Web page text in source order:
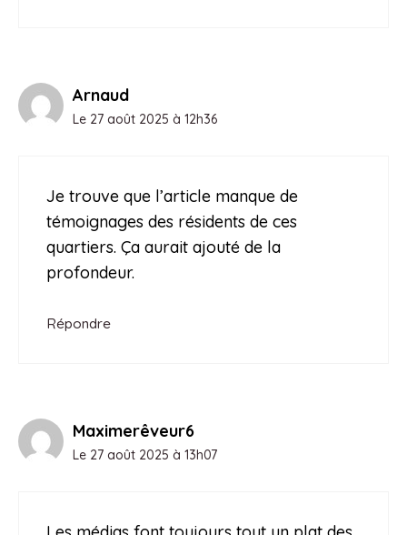
Arnaud
Le 27 août 2025 à 12h36
Je trouve que l’article manque de
témoignages des résidents de ces
quartiers. Ça aurait ajouté de la
profondeur.
Répondre
Maximerêveur6
Le 27 août 2025 à 13h07